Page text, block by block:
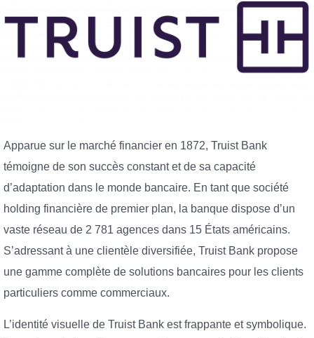
Apparue sur le marché financier en 1872, Truist Bank
témoigne de son succès constant et de sa capacité
d’adaptation dans le monde bancaire. En tant que société
holding financière de premier plan, la banque dispose d’un
vaste réseau de 2 781 agences dans 15 États américains.
S’adressant à une clientèle diversifiée, Truist Bank propose
une gamme complète de solutions bancaires pour les clients
particuliers comme commerciaux.
L’identité visuelle de Truist Bank est frappante et symbolique.